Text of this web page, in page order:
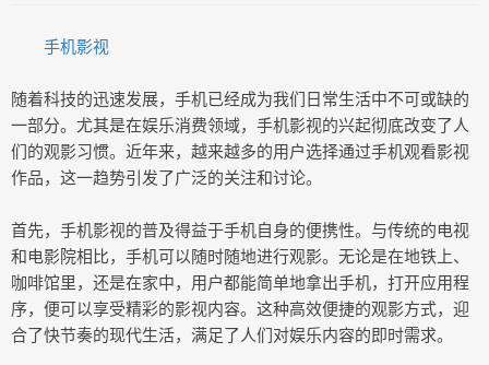
手机影视
随着科技的迅速发展，手机已经成为我们日常生活中不可或缺的
一部分。尤其是在娱乐消费领域，手机影视的兴起彻底改变了人
们的观影习惯。近年来，越来越多的用户选择通过手机观看影视
作品，这一趋势引发了广泛的关注和讨论。
首先，手机影视的普及得益于手机自身的便携性。与传统的电视
和电影院相比，手机可以随时随地进行观影。无论是在地铁上、
咖啡馆里，还是在家中，用户都能简单地拿出手机，打开应用程
序，便可以享受精彩的影视内容。这种高效便捷的观影方式，迎
合了快节奏的现代生活，满足了人们对娱乐内容的即时需求。